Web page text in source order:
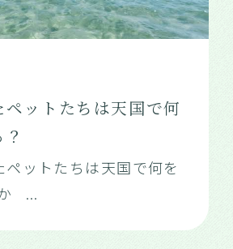
ペットたちは天国で何
ペットたちは天国で何を
...